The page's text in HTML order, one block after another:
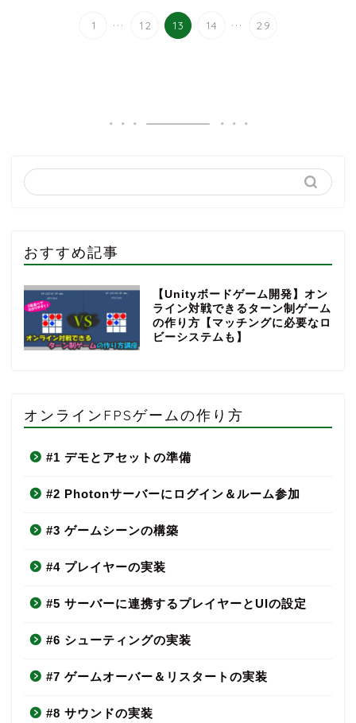
1 ... 12 13 14 ... 29
おすすめ記事
【Unityボードゲーム開発】オン
ライン対戦できるターン制ゲーム
の作り方【マッチングに必要なロ
ビーシステムも】
オンラインFPSゲームの作り方
#1 デモとアセットの準備
#2 Photonサーバーにログイン＆ルーム参加
#3 ゲームシーンの構築
#4 プレイヤーの実装
#5 サーバーに連携するプレイヤーとUIの設定
#6 シューティングの実装
#7 ゲームオーバー＆リスタートの実装
#8 サウンドの実装